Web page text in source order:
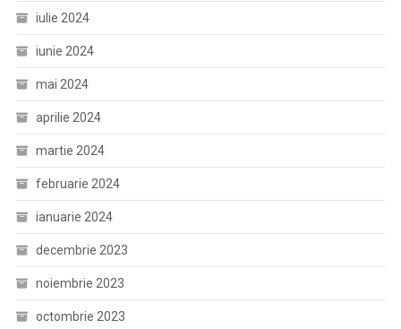
iulie 2024
iunie 2024
mai 2024
aprilie 2024
martie 2024
februarie 2024
ianuarie 2024
decembrie 2023
noiembrie 2023
octombrie 2023